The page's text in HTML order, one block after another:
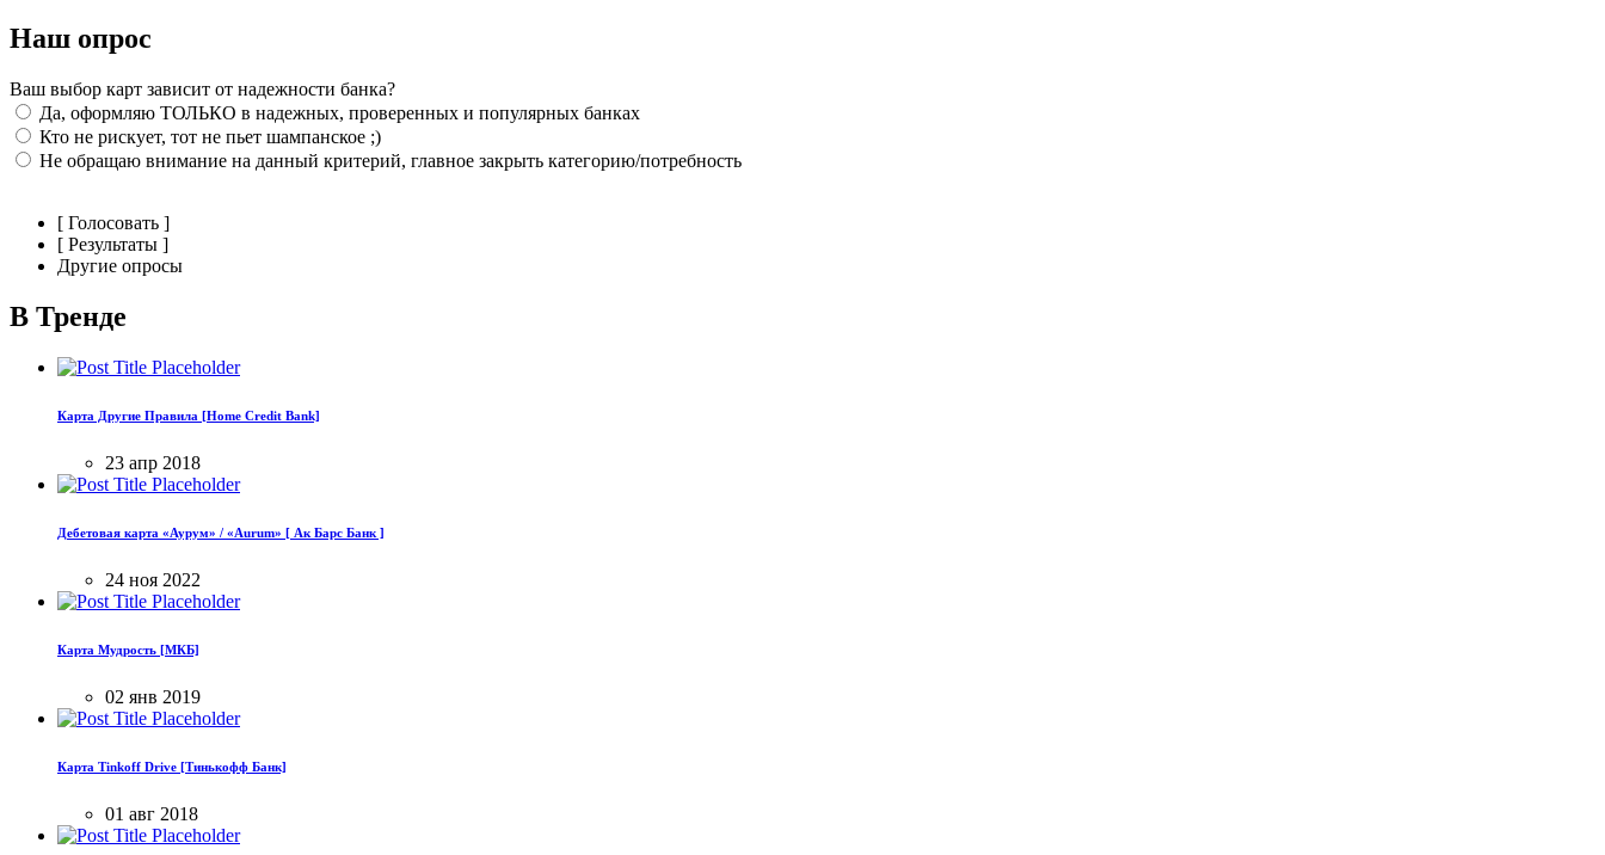
Наш опрос
Ваш выбор карт зависит от надежности банка?
Да, оформляю ТОЛЬКО в надежных, проверенных и популярных банках
Кто не рискует, тот не пьет шампанское ;)
Не обращаю внимание на данный критерий, главное закрыть категорию/потребность
[ Голосовать ]
[ Результаты ]
Другие опросы
В Тренде
Карта Другие Правила [Home Credit Bank]
23 апр 2018
Дебетовая карта «Аурум» / «Aurum» [ Ак Барс Банк ]
24 ноя 2022
Карта Мудрость [МКБ]
02 янв 2019
Карта Tinkoff Drive [Тинькофф Банк]
01 авг 2018